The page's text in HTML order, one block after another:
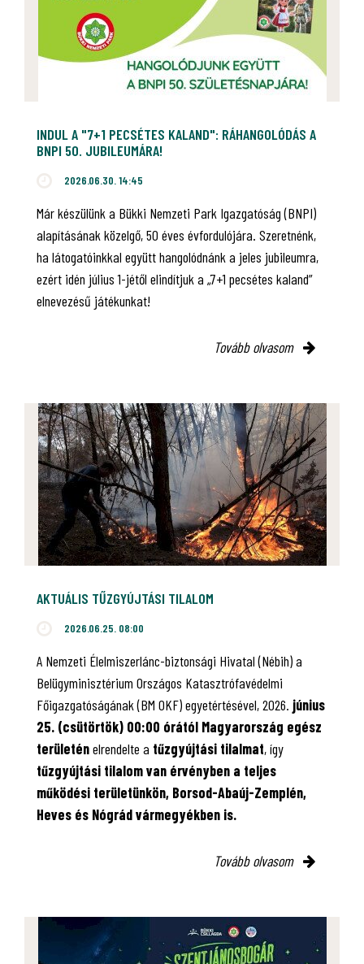
INDUL A "7+1 PECSÉTES KALAND": RÁHANGOLÓDÁS A
BNPI 50. JUBILEUMÁRA!
2026.06.30. 14:45
Már készülünk a Bükki Nemzeti Park Igazgatóság (BNPI)
alapításának közelgő, 50 éves évfordulójára. Szeretnénk,
ha látogatóinkkal együtt hangolódnánk a jeles jubileumra,
ezért idén július 1-jétől elindítjuk a „7+1 pecsétes kaland”
elnevezésű játékunkat!
Tovább olvasom
AKTUÁLIS TŰZGYÚJTÁSI TILALOM
2026.06.25. 08:00
A Nemzeti Élelmiszerlánc-biztonsági Hivatal (Nébih) a
Belügyminisztérium Országos Katasztrófavédelmi
Főigazgatóságának (BM OKF) egyetértésével, 2026. június
25. (csütörtök) 00:00 órától Magyarország egész
területénelrendelte a tűzgyújtási tilalmat, így
tűzgyújtási tilalom van érvényben a teljes
működési területünkön, Borsod-Abaúj-Zemplén,
Heves és Nógrád vármegyékben is.
Tovább olvasom